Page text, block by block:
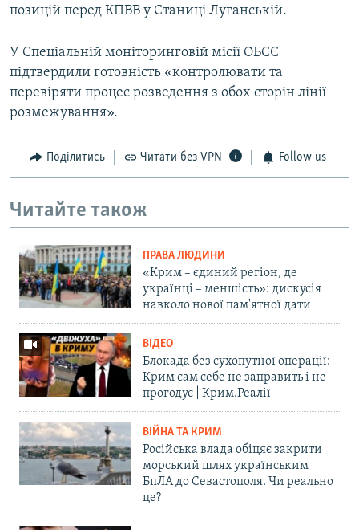
позицій перед КПВВ у Станиці Луганській.
У Спеціальній моніторинговій місії ОБСЄ
підтвердили готовність «контролювати та
перевіряти процес розведення з обох сторін лінії
розмежування».
Поділитись Читати без VPN Follow us
Читайте також
ПРАВА ЛЮДИНИ
«Крим – єдиний регіон, де
українці – меншість»: дискусія
навколо нової пам'ятної дати
ВІДЕО
Блокада без сухопутної операції:
Крим сам себе не заправить і не
прогодує | Крим.Реалії
ВІЙНА ТА КРИМ
Російська влада обіцяє закрити
морський шлях українським
БпЛА до Севастополя. Чи реально
це?